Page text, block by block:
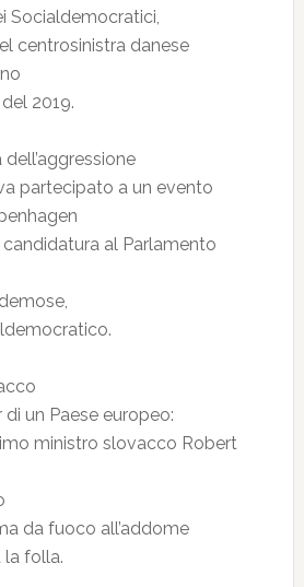
Socialdemocratici,
centrosinistra danese
2019.
partecipato a un evento
al Parlamento
un Paese europeo:
ministro slovacco Robert
da fuoco all’addome
la folla.